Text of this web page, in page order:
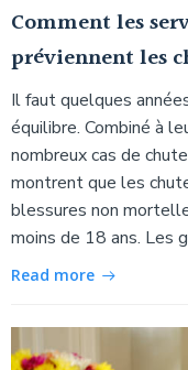
Comment les
préviennent les
Il faut quelques
équilibre. Combiné à
nombreux cas de
montrent que les
blessures non
moins de 18 ans. Les
Read more